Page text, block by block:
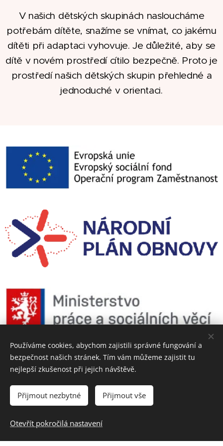
V našich dětských skupinách nasloucháme
potřebám dítěte, snažíme se vnímat, co jakému
dítěti při adaptaci vyhovuje. Je důležité, aby se
dítě v novém prostředí cítilo bezpečně. Proto je
prostředí našich dětských skupin přehledné a
jednoduché v orientaci.
BABY RESORT
Používáme cookies, abychom zajistili správné fungování a
bezpečnost našich stránek. Tím vám můžeme zajistit tu
nejlepší zkušenost při jejich návštěvě.
Přijmout nezbytné Přijmout vše
Otevřít pokročilá nastavení